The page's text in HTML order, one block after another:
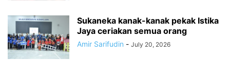
Sukaneka kanak-kanak pekak Istika
Jaya ceriakan semua orang
Amir Sarifudin - July 20, 2026